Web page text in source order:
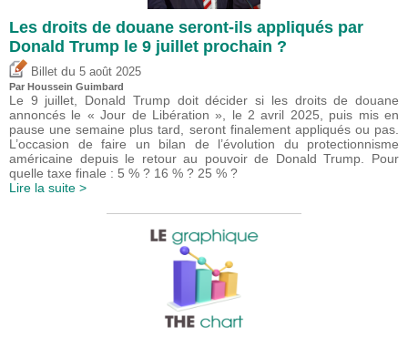
Les droits de douane seront-ils appliqués par
Donald Trump le 9 juillet prochain ?
Billet du 5 août 2025
Par Houssein Guimbard
Le 9 juillet, Donald Trump doit décider si les droits de douane
annoncés le « Jour de Libération », le 2 avril 2025, puis mis en
pause une semaine plus tard, seront finalement appliqués ou pas.
L’occasion de faire un bilan de l’évolution du protectionnisme
américaine depuis le retour au pouvoir de Donald Trump. Pour
quelle taxe finale : 5 % ? 16 % ? 25 % ?
Lire la suite >